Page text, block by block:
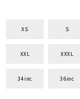
XS S
XXL XXXL
34inc 36inc